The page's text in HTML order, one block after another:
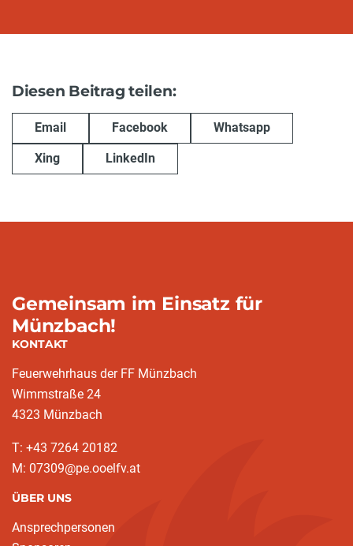
Diesen Beitrag teilen:
Email Facebook Whatsapp
Xing LinkedIn
Gemeinsam im Einsatz für
Münzbach!
KONTAKT
Feuerwehrhaus der FF Münzbach
Wimmstraße 24
4323 Münzbach
T: +43 7264 20182
M: 07309@pe.ooelfv.at
ÜBER UNS
Ansprechpersonen